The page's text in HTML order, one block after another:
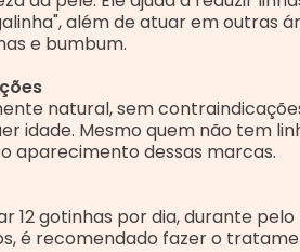
além de atuar em outras
e bumbum.
natural, sem
idade. Mesmo quem não tem
aparecimento dessas marcas.
12 gotinhas por dia, durante
é recomendado fazer o